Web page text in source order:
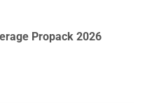
Propack 2026